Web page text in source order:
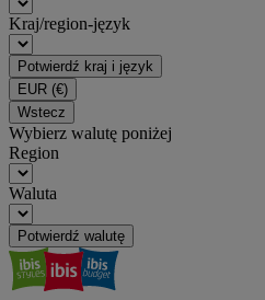
Kraj/region-język
Potwierdź kraj i język
EUR (€)
Wstecz
Wybierz walutę poniżej
Region
Waluta
Potwierdź walutę